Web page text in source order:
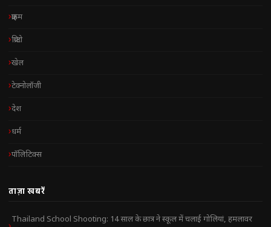
क्राइम
क्रिप्टो
खेल
टेक्नोलॉजी
देश
धर्म
पॉलिटिक्स
ताज़ा खबरें
Thailand School Shooting: 14 साल के छात्र ने स्कूल में चलाई गोलियां, हमलावर